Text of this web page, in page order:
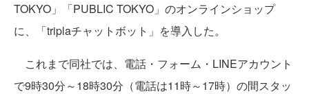
TOKYO」「PUBLIC TOKYO」のオンラインショップ
に、「triplaチャットボット」を導入した。
これまで同社では、電話・フォーム・LINEアカウント
で9時30分～18時30分（電話は11時～17時）の間スタッ